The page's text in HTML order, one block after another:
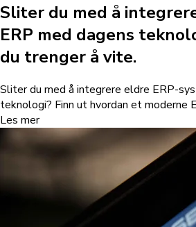
Sliter du med å
ERP med dagens
du trenger å vite.
Sliter du med å integrere eldre ERP-
teknologi? Finn ut hvordan et moderne
Les mer